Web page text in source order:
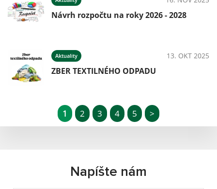
Návrh rozpočtu na roky 2026 - 2028
Aktuality 13. OKT 2025
ZBER TEXTILNÉHO ODPADU
1 2 3 4 5 >
Napíšte nám